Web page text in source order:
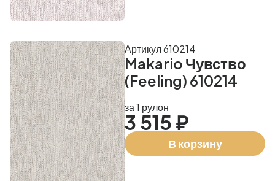
Makario Чувство
(Feeling) 610214
Артикул 610214
за 1 рулон
3 515 ₽
В корзину